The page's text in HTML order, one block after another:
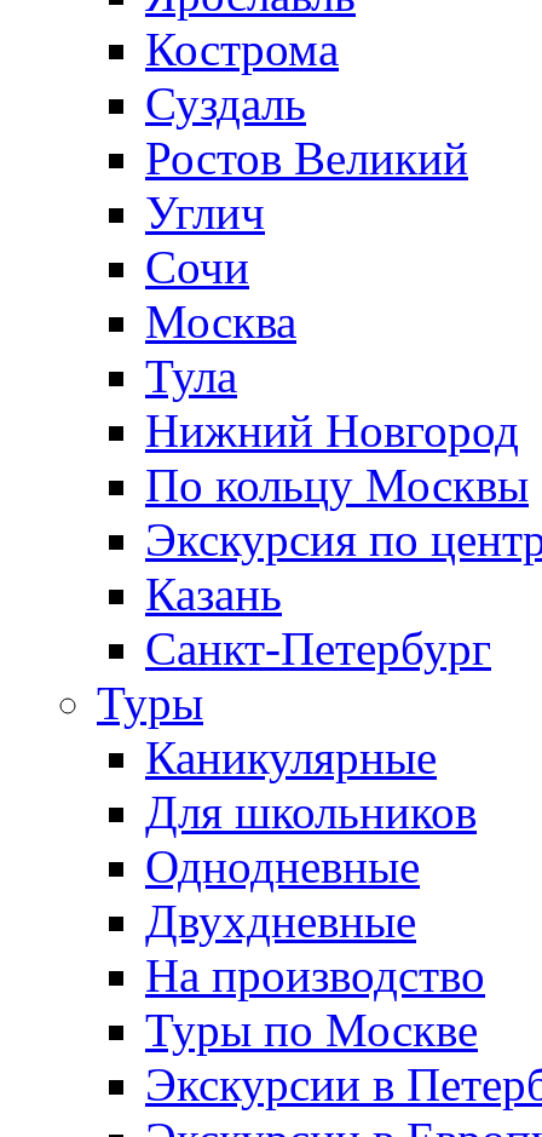
Кострома
Суздаль
Ростов Великий
Углич
Сочи
Москва
Тула
Нижний Новгород
По кольцу Москвы
Экскурсия по
Казань
Санкт-Петербург
Туры
Каникулярные
Для школьников
Однодневные
Двухдневные
На производство
Туры по Москве
Экскурсии в